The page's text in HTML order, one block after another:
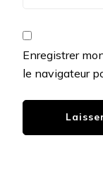
Enregistrer
le navigateur